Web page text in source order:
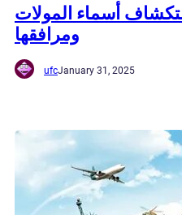
أسماء المولات
ومرافقها
ufcJanuary 31, 2025